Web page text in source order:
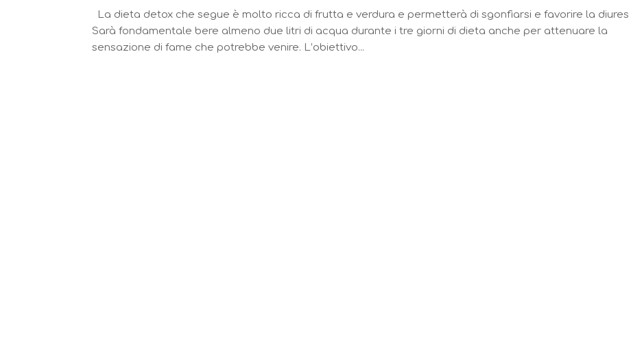
La dieta detox che segue è molto ricca di frutta e verdura e permetterà di sgonfiarsi e favorire la
Sarà fondamentale bere almeno due litri di acqua durante i tre giorni di dieta anche per attenuare la
sensazione di fame che potrebbe venire. L’obiettivo...